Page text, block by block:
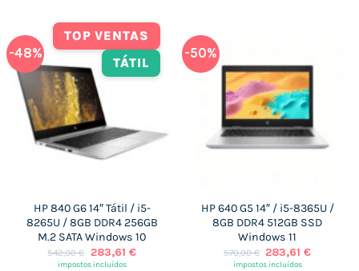
-48%
TOP VENTAS
TÁTIL
HP 840 G6 14″ Tátil / i5-
8265U / 8GB DDR4 256GB
M.2 SATA Windows 10
542,00€
O
preço
283,61 €O
impostos incluídos
-50%
HP 640 G5 14″ / i5-8365U /
8GB DDR4 512GB SSD
Windows 11
570,00€ O
preço
283,61€O
impostos incluídos